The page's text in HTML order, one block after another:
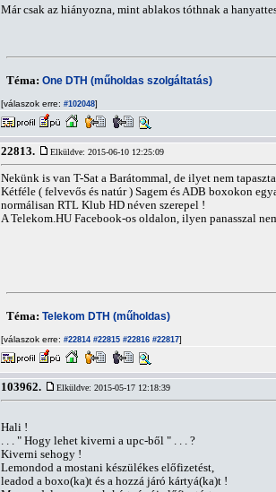
Már csak az hiányozna, mint ablakos tóthnak a
Téma: One DTH (műholdas szolgáltatás)
[válaszok erre: #102048]
22813. Elküldve: 2015-06-10 12:25:09
Nekünk is van T-Sat a Barátommal, de ilyet nem
Kétféle ( felvevős és natúr ) Sagem és ADB boxokon
normálisan RTL Klub HD néven szerepel !
A Telekom.HU Facebook-os oldalon, ilyen panasszal
Téma: Telekom DTH (műholdas)
[válaszok erre: #22814 #22815 #22816 #22817]
103962. Elküldve: 2015-05-17 12:18:39
Hali !
. . . " Hogy lehet kiverni a upc-ből " . . . ?
Kiverni sehogy !
Lemondod a mostani készülékes előfizetést,
leadod a boxo(ka)t és a hozzá járó kártyá(ka)t !